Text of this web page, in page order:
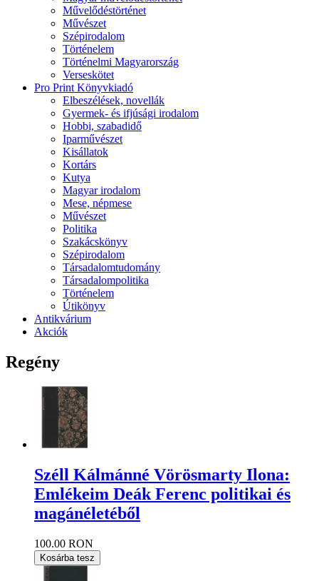
Művelődéstörténet
Művészet
Szépirodalom
Történelem
Történelmi Magyarország
Verseskötet
Pro Print Könyvkiadó
Elbeszélések, novellák
Gyermek- és ifjúsági irodalom
Hobbi, szabadidő
Iparművészet
Kisállatok
Kortárs
Kutya
Magyar irodalom
Mese, népmese
Művészet
Politika
Szakácskönyv
Szépirodalom
Társadalomtudomány
Társadalompolitika
Történelem
Útikönyv
Antikvárium
Akciók
Regény
Széll Kálmánné Vörösmarty Ilona:
Emlékeim Deák Ferenc politikai és
magánéletéből
100.00 RON
Kosárba tesz